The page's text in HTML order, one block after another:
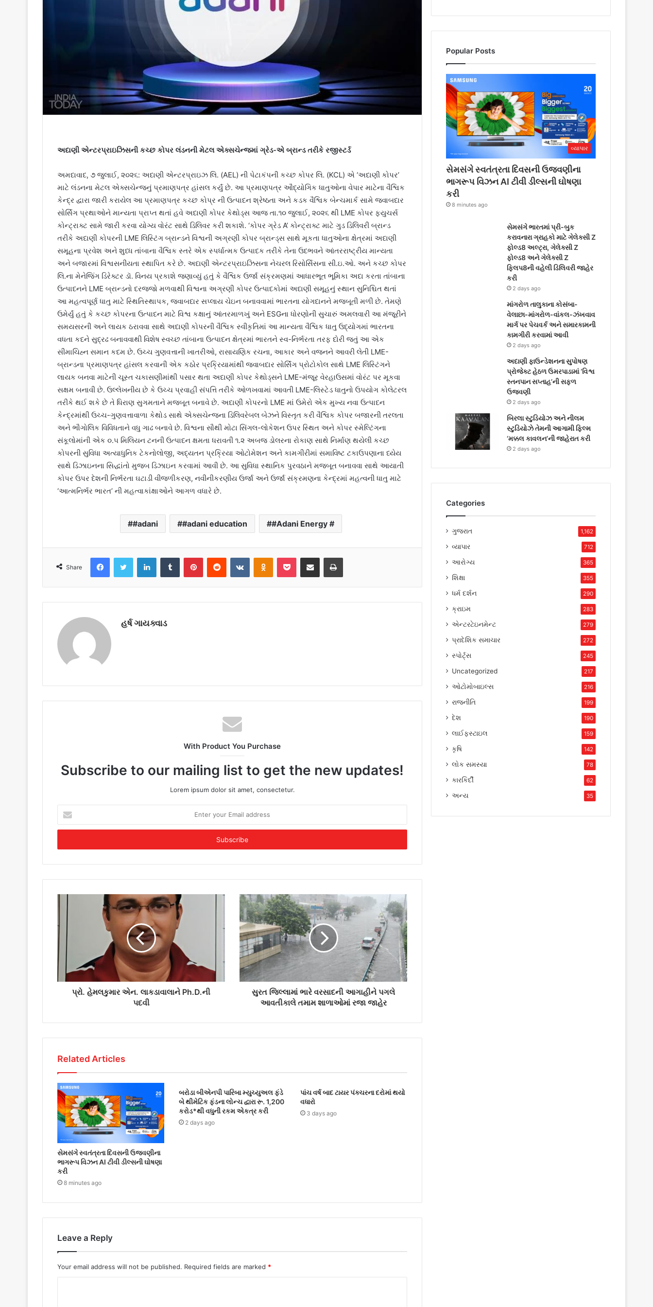
અદાણી એન્ટરપ્રાઇઝિસની કચ્છ કોપર લંડનની મેટલ એક્સચેન્જમાં ગ્રેડ-એ બ્રાન્ડ તરીકે રજીસ્ટર્ડ
અમદાવાદ, ૭ જુલાઈ, ૨૦૨૬: અદાણી એન્ટરપ્રાઇઝ લિ. (AEL) ની પેટાકંપની કચ્છ કોપર લિ. (KCL) એ ‘અદાણી કોપર’
માટે લંડનના મેટલ એક્સચેન્જનું પ્રમાણપત્ર હાંસલ કર્યું છે. આ પ્રમાણપત્ર ઔદ્યોગિક ધાતુઓના વેપાર માટેના વૈશ્વિક
કેન્દ્ર દ્વારા જારી કરાયેલ આ પ્રમાણપત્ર કચ્છ કોપ્ર ની ઉત્પાદન શ્રેષ્ઠતા અને કડક વૈશ્વિક બેન્ચમાર્ક સામે જવાબદાર
સોર્સિંગ પ્રથાઓને માન્યતા પ્રાપ્ત થતાં હવે અદાણી કોપર કેથોડ્સ આજ તા.૧૦ જુલાઈ, ૨૦૨૬ થી LME કોપર ફ્યુચર્સ
કોન્ટ્રાક્ટ સામે જારી કરવા યોગ્ય વોરંટ સાથે ડિલિવર કરી શકાશે. ‘કોપર ગ્રેડ A’ કોન્ટ્રાક્ટ માટે ગુડ ડિલિવરી બ્રાન્ડ
તરીકે અદાણી કોપરની LME લિસ્ટિંગ બ્રાન્ડને વિશ્વની અગ્રણી કોપર બ્રાન્ડ્સ સાથે મૂકતા ધાતુઓના ક્ષેત્રમાં અદાણી
સમૂહના પ્રવેશ અને શુધ્ધ તાંબાના વૈશ્વિક સ્તરે એક સ્પર્ધાત્મક ઉત્પાદક તરીકે તેના ઉદભવને આંતરરાષ્ટ્રીય માન્યતા
અને બજારમાં વિશ્વસનીયતા સ્થાપિત કરે છે. અદાણી એન્ટરપ્રાઇઝિસના નેચરલ રિસોર્સિસના સી.ઇ.ઓ. અને કચ્છ કોપર
લિ.ના મેનેજિંગ ડિરેક્ટર ડૉ. વિનય પ્રકાશે જણાવ્યું હતું કે વૈશ્વિક ઉર્જા સંક્રમણમાં આધારભૂત ભૂમિકા અદા કરતા તાંબાના
ઉત્પાદનને LME બ્રાન્ડનો દરજ્જો મળવાથી વિશ્વના અગ્રણી કોપર ઉત્પાદકોમાં અદાણી સમૂહનું સ્થાન સુનિશ્ચિત થતાં
આ મહત્વપૂર્ણ ધાતુ માટે સ્થિતિસ્થાપક, જવાબદાર સપ્લાય ચેઇન બનાવવામાં ભારતના યોગદાનને મજબૂતી મળી છે. તેમણે
ઉમેર્યું હતું કે કચ્છ કોપરના ઉત્પાદન માટે વિશ્વ કક્ષાનું આંતરમાળખું અને ESGના ધોરણોની સુચારું અમલવારી આ મંજૂરીને
સમયસરની અને લાયક ઠરાવવા સાથે અદાણી કોપરની વૈશ્વિક સ્વીકૃતિમાં આ માન્યતા વૈશ્વિક ધાતુ ઉદ્યોગમાં ભારતના
વધતા કદને સુદ્રઢ બનાવવાથી વિશેષ સ્વચ્છ તાંબાના ઉત્પાદન ક્ષેત્રમાં ભારતને સ્વ-નિર્ભરતા તરફ દોરી જતું આ એક
સીમાચિહ્ન સમાન કદમ છે. ઉચ્ચ ગુણવત્તાની ખાતરીઓ, રાસાયણિક રચના, આકાર અને વજનને આવરી લેતી LME-
બ્રાન્ડના પ્રમાણપત્ર હાંસલ કરવાની એક કઠોર પ્રક્રિયામાંથી જવાબદાર સોર્સિંગ પ્રોટોકોલ સાથે LME લિસ્ટિંગને
લાયક બનવા માટેની ચૂસ્ત ચકાસણીમાંથી પસાર થતા અદાણી કોપર કેથોડ્સને LME-મંજૂર વેરહાઉસમાં વોરંટ પર મૂકવા
સક્ષમ બનાવી છે. ઉલ્લેખનીય છે કે ઉચ્ચ પ્રવાહી સંપત્તિ તરીકે ઓળખવામાં આવતી LME-લિસ્ટેડ ધાતુનો ઉપયોગ કોલેટરલ
તરીકે થઈ શકે છે તે ધિરાણ સુગમતાને મજબૂત બનાવે છે. અદાણી કોપરનો LME માં ઉમેરો એક મુખ્ય નવા ઉત્પાદન
કેન્દ્રમાંથી ઉચ્ચ-ગુણવત્તાવાળા કેથોડ સાથે એક્સચેન્જના ડિલિવરેબલ બેઝને વિસ્તૃત કરી વૈશ્વિક કોપર બજારની તરલતા
અને ભૌગોલિક વિવિધતાને વધુ ગાઢ બનાવે છે. વિશ્વના સૌથી મોટા સિંગલ-લોકેશન ઉપર સ્થિત અને કોપર સ્મેલ્ટિંગના
સંકૂલોમાંની એક ૦.૫ મિલિયન ટનની ઉત્પાદન ક્ષમતા ધરાવતી ૧.૨ અબજ ડોલરના રોકાણ સાથે નિર્માણ થયેલી કચ્છ
કોપરની સુવિધા અત્યાધુનિક ટેકનોલોજી, અદ્યતન પ્રક્રિયા ઓટોમેશન અને કામગીરીમાં સમાવિષ્ટ ટકાઉપણાના ધ્યેય
સાથે ડિઝાઇનના સિદ્ધાંતો મુજબ ડિઝાઇન કરવામાં આવી છે. આ સુવિધા સ્થાનિક પુરવઠાને મજબૂત બનાવવા સાથે આયાતી
કોપર ઉપર દેશની નિર્ભરતા ઘટાડી વીજળીકરણ, નવીનીકરણીય ઉર્જા અને ઉર્જા સંક્રમણના કેન્દ્રમાં મહત્વની ધાતુ માટે
‘આત્મનિર્ભર ભારત’ ની મહત્વાકાંક્ષાઓને આગળ વધારે છે.
#adani #adani education #Adani Energy #
Share
હર્ષ ગાયક્વાડ
With Product You Purchase
Subscribe to our mailing list to get the new updates!
Lorem ipsum dolor sit amet, consectetur.
t
r
u
a
d
r
પ્રો. હેમલકુમાર એન. લાકડાવાલાને Ph.D.ની
પદવી
સુરત જિલ્લામાં ભારે વરસાદની આગાહીને પગલે
આવતીકાલે તમામ શાળાઓમાં રજા જાહેર
Related Articles
સેમસંગે સ્વતંત્રતા દિવસની ઉજવણીના
ભાગરૂપ વિઝન AI ટીવી ડીલ્સની ઘોષણા
કરી
8 minutes ago
બરોડા બીએનપી પારિબા મ્યુચ્યુઅલ ફંડે
બે થીમેટિક ફંડના લોન્ચ દ્વારા રૂ. 1,200
કરોડ*થી વધુની રકમ એકત્ર કરી
2 days ago
પાંચ વર્ષ બાદ ટાયર પંક્ચરના દરોમાં થયો
વધારો
3 days ago
Leave a Reply
Your email address will not be published. Required fields are marked *
Popular Posts
વ્યાપાર
સેમસંગે સ્વતંત્રતા દિવસની ઉજવણીના
ભાગરૂપ વિઝન AI ટીવી ડીલ્સની ઘોષણા
કરી
8 minutes ago
સેમસંગે ભારતમાં પ્રી-બુક
કરાવનારા ગ્રાહકો માટે ગેલેક્સી Z
ફોલ્ડ8 અલ્ટ્રા, ગેલેક્સી Z
ફોલ્ડ8 અને ગેલેક્સી Z
ફ્લિપ8ની વહેલી ડિલિવરી જાહેર
કરી
2 days ago
માંગરોળ તાલુકાના કોસંબા-
વેલાછા-માંગરોળ-વાંકલ-ઝંખવાવ
માર્ગ પર પેચવર્ક અને સમારકામની
કામગીરી કરવામાં આવી
2 days ago
અદાણી ફાઉન્ડેશનના સુપોષણ
પ્રોજેક્ટ હેઠળ ઉમરપાડામાં ‘વિશ્વ
સ્તનપાન સપ્તાહ’ની સફળ
ઉજવણી
2 days ago
બિરલા સ્ટુડિયોઝ અને નીલમ
સ્ટુડિયોઝે તેમની આગામી ફિલ્મ
‘મક્કલ કાવલન’ની જાહેરાત કરી
2 days ago
Categories
ગુજરાત 1,162
વ્યાપાર 712
આરોગ્ય 365
શિક્ષા 355
ધર્મ દર્શન 290
ક્રાઇમ 283
એન્ટરટેઇનમેન્ટ 279
પ્રાદેશિક સમાચાર 272
સ્પોર્ટ્સ 245
Uncategorized 217
ઓટોમોબાઇલ્સ 216
રાજનીતિ 199
દેશ 190
લાઈફસ્ટાઇલ 159
કૃષિ 142
લોક સમસ્યા 78
કારકિર્દી 62
અન્ય 35